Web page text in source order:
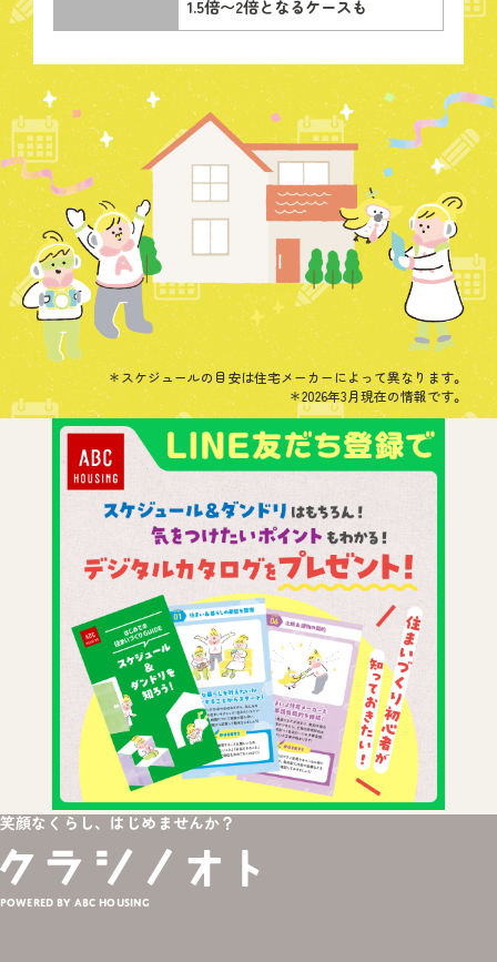
1.5倍〜2倍となるケースも
＊スケジュールの目安は住宅メーカーによって異なります。
＊2026年3月現在の情報です。
笑顔なくらし、はじめませんか？
Powered by ABC HOUSING